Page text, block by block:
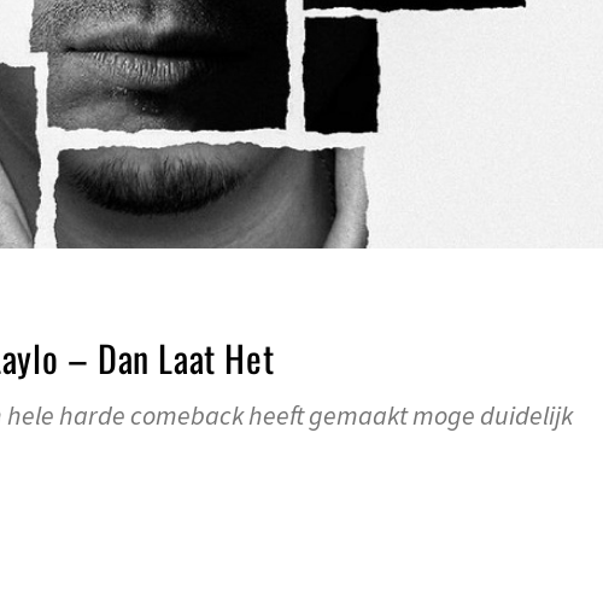
– Dan Laat Het
hele harde comeback heeft gemaakt moge duidelijk